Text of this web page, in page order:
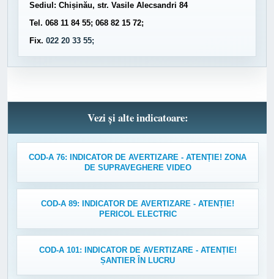
Sediul: Chișinău, str. Vasile Alecsandri 84
Tel. 068 11 84 55; 068 82 15 72;
Fix. 022 20 33 55;
Vezi și alte indicatoare:
COD-A 76: INDICATOR DE AVERTIZARE - ATENȚIE! ZONA
DE SUPRAVEGHERE VIDEO
COD-A 89: INDICATOR DE AVERTIZARE - ATENȚIE!
PERICOL ELECTRIC
COD-A 101: INDICATOR DE AVERTIZARE - ATENȚIE!
ȘANTIER ÎN LUCRU